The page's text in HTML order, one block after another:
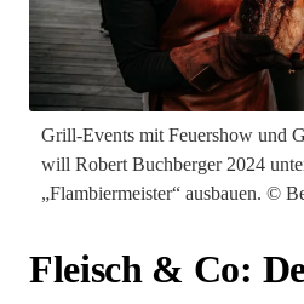
Grill-Events mit Feuershow und
will Robert Buchberger 2024
„Flambiermeister“ ausbauen. ©
Fleisch & Co: